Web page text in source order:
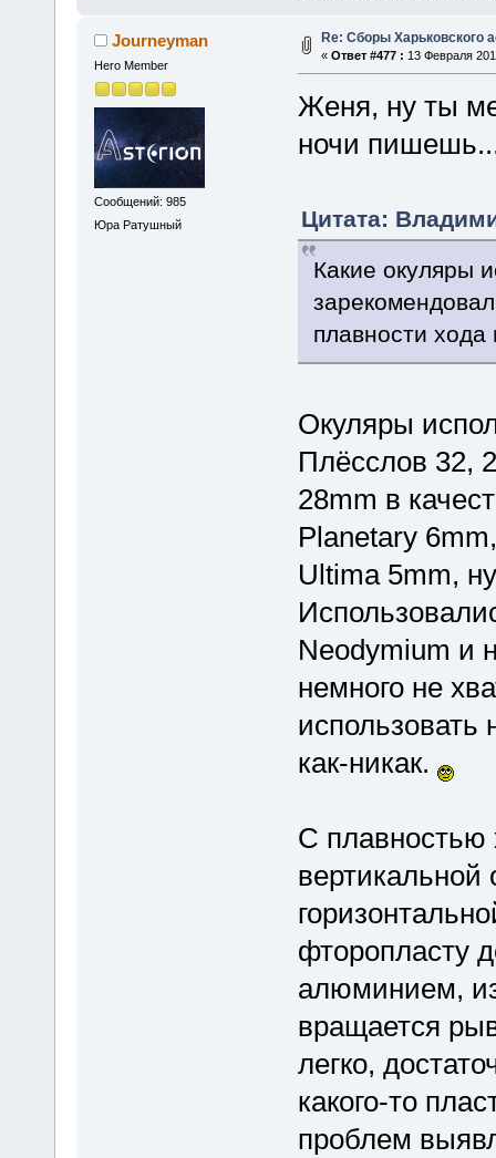
Journeyman
Hero Member
Сообщений: 985
Юра Ратушный
Re: Сборы Харьковского
« Ответ #477 : 13 Февраля
Женя, ну ты
ночи
Цитата:
Какие окуляры
плавности
Окуляры
Плёсслов 32,
28mm в
Planetary
Ultima 5mm,
Neodymium и
немного не
использовать
как-никак.
С плавностью
вертикальной
фторопласту
алюминием,
вращается
легко,
какого-то
проблем